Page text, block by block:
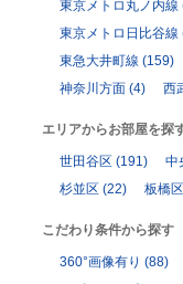
東京メトロ丸ノ内線
東京メトロ日比谷線
東急大井町線 (159)
神奈川方面 (4) 西
エリアからお部屋を探
世田谷区 (191) 中
杉並区 (22) 板橋区
こだわり条件から探す
360°画像有り (88)